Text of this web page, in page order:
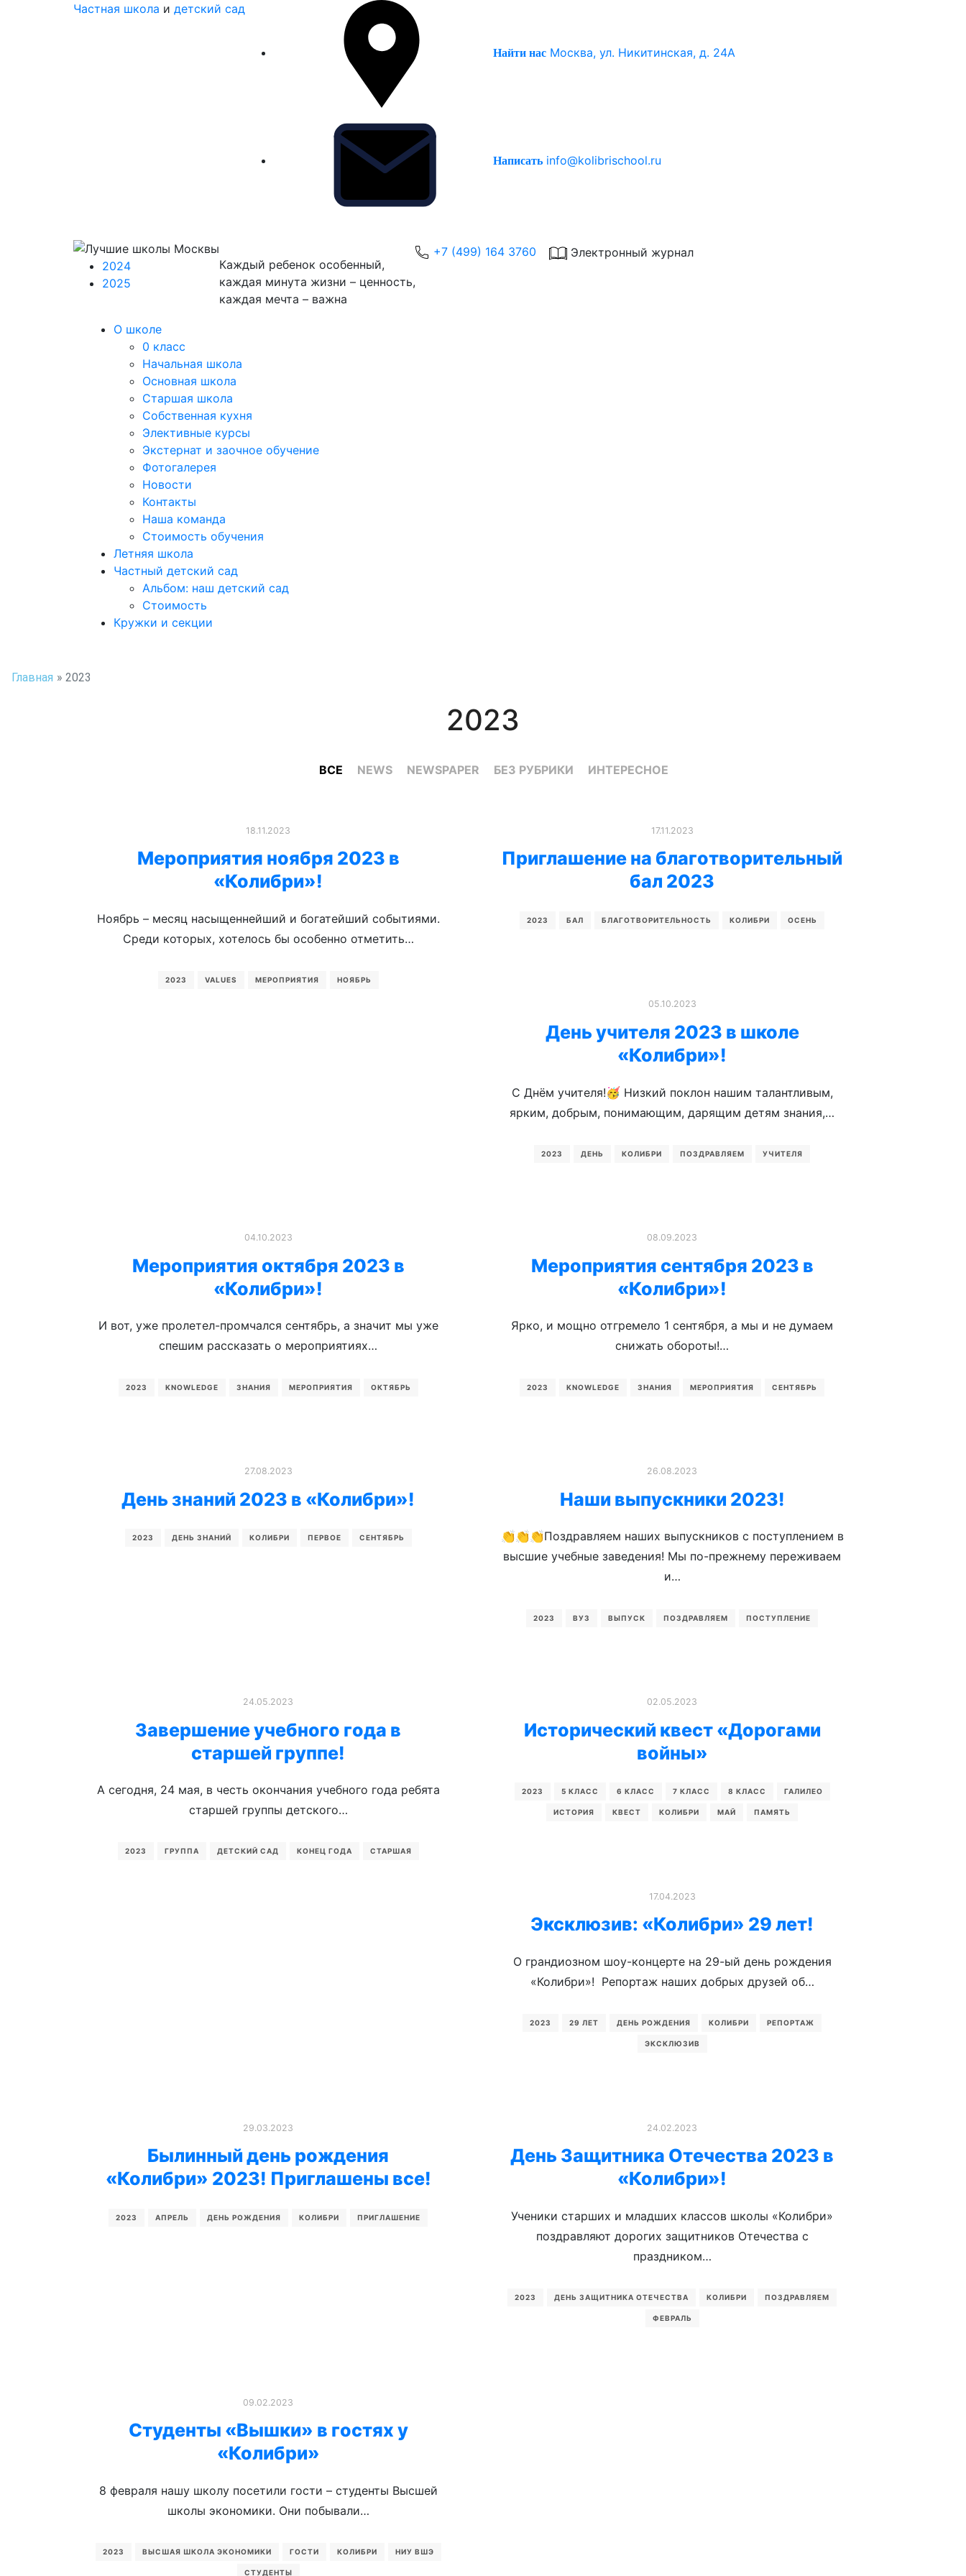
Частная школа и детский сад
Найти нас Москва, ул. Никитинская, д. 24А
Написать info@kolibrischool.ru
2024
2025
Каждый ребенок особенный,
каждая минута жизни – ценность,
каждая мечта – важна
+7 (499) 164 3760 Электронный журнал
О школе
0 класс
Начальная школа
Основная школа
Старшая школа
Собственная кухня
Элективные курсы
Экстернат и заочное обучение
Фотогалерея
Новости
Контакты
Наша команда
Стоимость обучения
Летняя школа
Частный детский сад
Альбом: наш детский сад
Стоимость
Кружки и секции
Главная » 2023
2023
ВСЕ NEWS NEWSPAPER БЕЗ РУБРИКИ ИНТЕРЕСНОЕ
18.11.2023
Мероприятия ноября 2023 в
«Колибри»!
Ноябрь – месяц насыщеннейший и богатейший событиями.
Среди которых, хотелось бы особенно отметить…
2023 VALUES МЕРОПРИЯТИЯ НОЯБРЬ
17.11.2023
Приглашение на благотворительный
бал 2023
2023 БАЛ БЛАГОТВОРИТЕЛЬНОСТЬ КОЛИБРИ ОСЕНЬ
05.10.2023
День учителя 2023 в школе
«Колибри»!
С Днём учителя!🥳 Низкий поклон нашим талантливым,
ярким, добрым, понимающим, дарящим детям знания,…
2023 ДЕНЬ КОЛИБРИ ПОЗДРАВЛЯЕМ УЧИТЕЛЯ
04.10.2023
Мероприятия октября 2023 в
«Колибри»!
И вот, уже пролетел-промчался сентябрь, а значит мы уже
спешим рассказать о мероприятиях…
2023 KNOWLEDGE ЗНАНИЯ МЕРОПРИЯТИЯ ОКТЯБРЬ
08.09.2023
Мероприятия сентября 2023 в
«Колибри»!
Ярко, и мощно отгремело 1 сентября, а мы и не думаем
снижать обороты!…
2023 KNOWLEDGE ЗНАНИЯ МЕРОПРИЯТИЯ СЕНТЯБРЬ
27.08.2023
День знаний 2023 в «Колибри»!
2023 ДЕНЬ ЗНАНИЙ КОЛИБРИ ПЕРВОЕ СЕНТЯБРЬ
26.08.2023
Наши выпускники 2023!
👏👏👏Поздравляем наших выпускников с поступлением в
высшие учебные заведения! Мы по-прежнему переживаем
и…
2023 ВУЗ ВЫПУСК ПОЗДРАВЛЯЕМ ПОСТУПЛЕНИЕ
24.05.2023
Завершение учебного года в
старшей группе!
А сегодня, 24 мая, в честь окончания учебного года ребята
старшей группы детского…
2023 ГРУППА ДЕТСКИЙ САД КОНЕЦ ГОДА СТАРШАЯ
02.05.2023
Исторический квест «Дорогами
войны»
2023 5 КЛАСС 6 КЛАСС 7 КЛАСС 8 КЛАСС ГАЛИЛЕО
ИСТОРИЯ КВЕСТ КОЛИБРИ МАЙ ПАМЯТЬ
17.04.2023
Эксклюзив: «Колибри» 29 лет!
О грандиозном шоу-концерте на 29-ый день рождения
«Колибри»! Репортаж наших добрых друзей об…
2023 29 ЛЕТ ДЕНЬ РОЖДЕНИЯ КОЛИБРИ РЕПОРТАЖ
ЭКСКЛЮЗИВ
29.03.2023
Былинный день рождения
«Колибри» 2023! Приглашены все!
2023 АПРЕЛЬ ДЕНЬ РОЖДЕНИЯ КОЛИБРИ ПРИГЛАШЕНИЕ
24.02.2023
День Защитника Отечества 2023 в
«Колибри»!
Ученики старших и младших классов школы «Колибри»
поздравляют дорогих защитников Отечества с
праздником…
2023 ДЕНЬ ЗАЩИТНИКА ОТЕЧЕСТВА КОЛИБРИ ПОЗДРАВЛЯЕМ
ФЕВРАЛЬ
09.02.2023
Студенты «Вышки» в гостях у
«Колибри»
8 февраля нашу школу посетили гости – студенты Высшей
школы экономики. Они побывали…
2023 ВЫСШАЯ ШКОЛА ЭКОНОМИКИ ГОСТИ КОЛИБРИ НИУ ВШЭ
СТУДЕНТЫ